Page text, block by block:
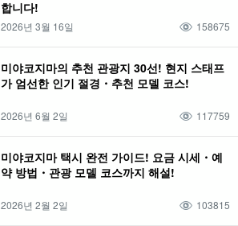
가와만 맹그로브
합니다!
2026년 3월 16일 158675
미야코지마의 추천 관광지 30선! 현지 스태프
가 엄선한 인기 절경・추천 모델 코스!
2026년 6월 2일 117759
미야코지마 택시 완전 가이드! 요금 시세・예
약 방법・관광 모델 코스까지 해설!
2026년 2월 2일 103815